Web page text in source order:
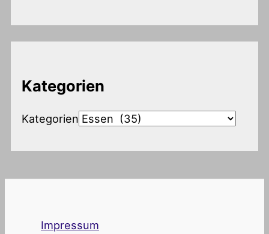
Kategorien
Kategorien
Impressum